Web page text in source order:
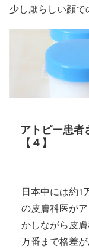
少し厭らしい顔で
アトピー患者
【４】
日本中には約1
の皮膚科医が
かしながら皮
万番まで格差